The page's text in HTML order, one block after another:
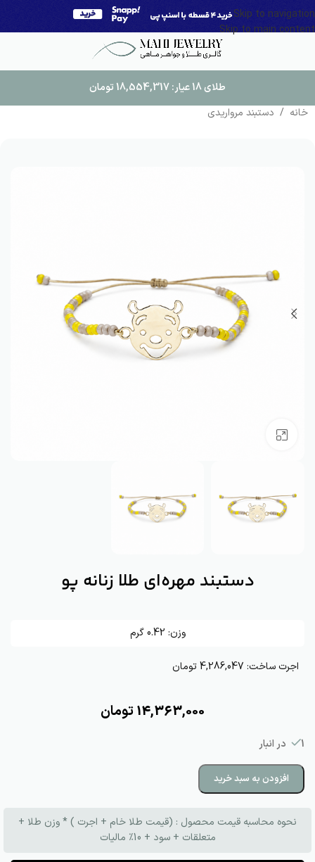
Skip to navigation
Skip to main content
طلای 18 عیار: 18,554,317 تومان
خانه / دستبند مرواریدی
دستبند مهره‌ای طلا زنانه پو
وزن: 0.42 گرم
اجرت ساخت: 4,286,047 تومان
14,363,000تومان
1 در انبار
افزودن به سبد خرید
نحوه محاسبه قیمت محصول : (قیمت طلا خام + اجرت ) * وزن طلا +
متعلقات + سود + 10٪ مالیات